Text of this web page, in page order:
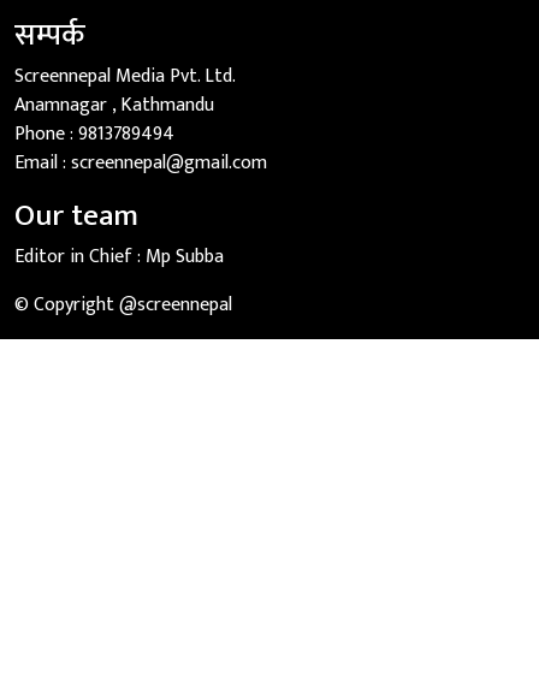
सम्पर्क
Screennepal Media Pvt. Ltd.
Anamnagar , Kathmandu
Phone :9813789494
Email :screennepal@gmail.com
Our team
Editor in Chief : Mp Subba
© Copyright @screennepal